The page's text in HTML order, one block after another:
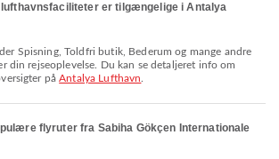
er tilgængelige i Antalya
din rejseoplevelse. Du kan se detaljeret info om
påAntalya Lufthavn
flyruter fra Sabiha Gökçen Internationale